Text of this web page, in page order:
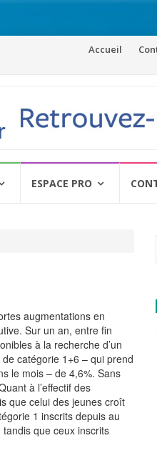
Aller
Accueil
ESPACE PRO
augmentations en
Sur un an, entre fin
à la recherche d’un
catégorie 1+6 – qui prend
le mois – de 4,6%. Sans
à l’effectif des
que celui des jeunes croît
1 inscrits depuis au
que ceux inscrits